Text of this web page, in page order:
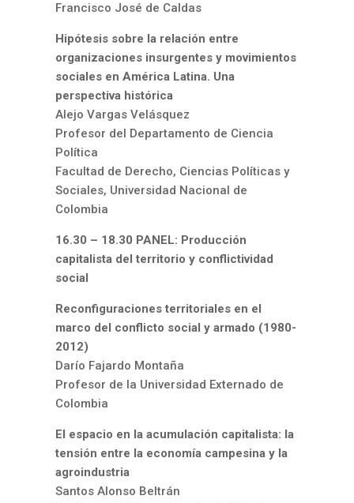
Francisco José de Caldas
Hipótesis sobre la relación entre
organizaciones insurgentes y movimientos
sociales en América Latina. Una
perspectiva histórica
Alejo Vargas Velásquez
Profesor del Departamento de Ciencia
Política
Facultad de Derecho, Ciencias Políticas y
Sociales, Universidad Nacional de
Colombia
16.30 – 18.30 PANEL: Producción
capitalista del territorio y conflictividad
social
Reconfiguraciones territoriales en el
marco del conflicto social y armado (1980-
2012)
Darío Fajardo Montaña
Profesor de la Universidad Externado de
Colombia
El espacio en la acumulación capitalista: la
tensión entre la economía campesina y la
agroindustria
Santos Alonso Beltrán